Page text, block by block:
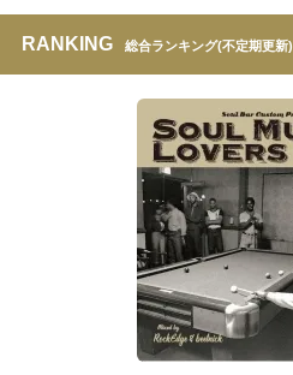
RANKING 総合ランキング(不定期更新)